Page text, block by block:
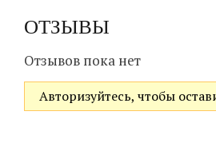
ОТЗЫВЫ
Отзывов пока нет
Авторизуйтесь, чтобы